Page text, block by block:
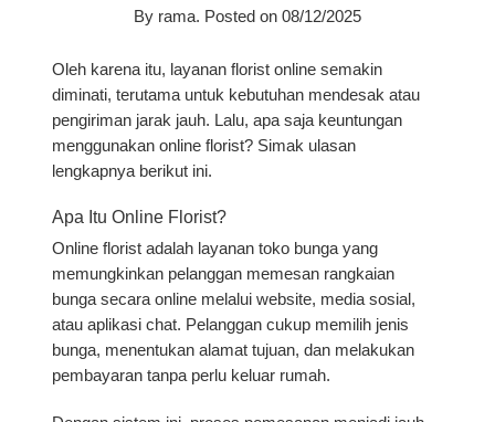
By rama. Posted on 08/12/2025
Oleh karena itu, layanan florist online semakin
diminati, terutama untuk kebutuhan mendesak atau
pengiriman jarak jauh. Lalu, apa saja keuntungan
menggunakan online florist? Simak ulasan
lengkapnya berikut ini.
Apa Itu Online Florist?
Online florist adalah layanan toko bunga yang
memungkinkan pelanggan memesan rangkaian
bunga secara online melalui website, media sosial,
atau aplikasi chat. Pelanggan cukup memilih jenis
bunga, menentukan alamat tujuan, dan melakukan
pembayaran tanpa perlu keluar rumah.